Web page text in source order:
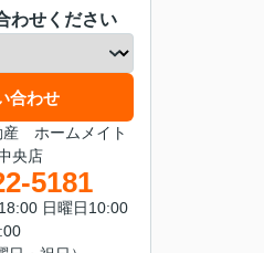
わせください
合わせ
産 ホームメイト
央店
5181
日曜日10:00